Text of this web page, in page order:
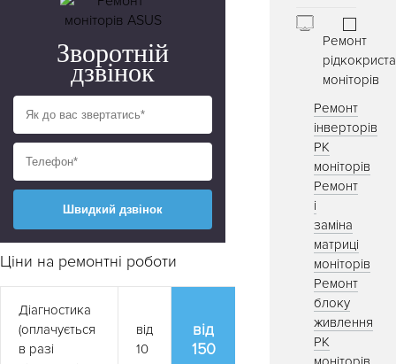
Зворотній
дзвінок
Ціни на ремонтні роботи
Діагностика
(оплачується
в разі
від
10
від
150
Ремонт
моніторів
Ремонт
інверторів
РК
моніторів
Ремонт
і
заміна
матриці
моніторів
Ремонт
блоку
живлення
РК